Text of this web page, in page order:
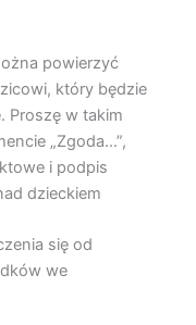
powierzyć
który będzie
Proszę w takim
„Zgoda…”,
i podpis
dzieckiem
się od
we